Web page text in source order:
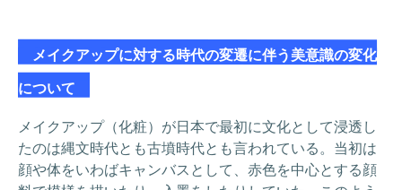
メイクアップに対する時代の変遷に伴う美意識の変化
について
メイクアップ（化粧）が日本で最初に文化として浸透し
たのは縄文時代とも古墳時代とも言われている。当初は
顔や体をいわばキャンバスとして、赤色を中心とする顔